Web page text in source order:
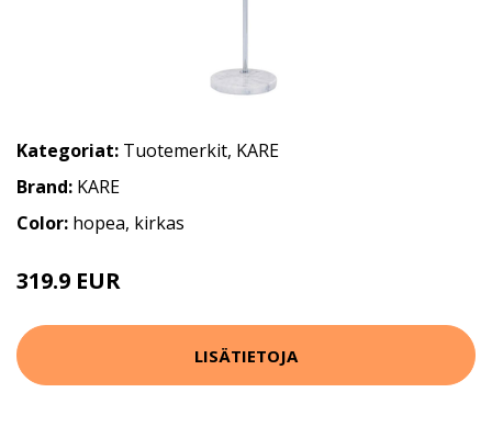
Kategoriat: Tuotemerkit, KARE
Brand: KARE
Color: hopea, kirkas
319.9 EUR
LISÄTIETOJA